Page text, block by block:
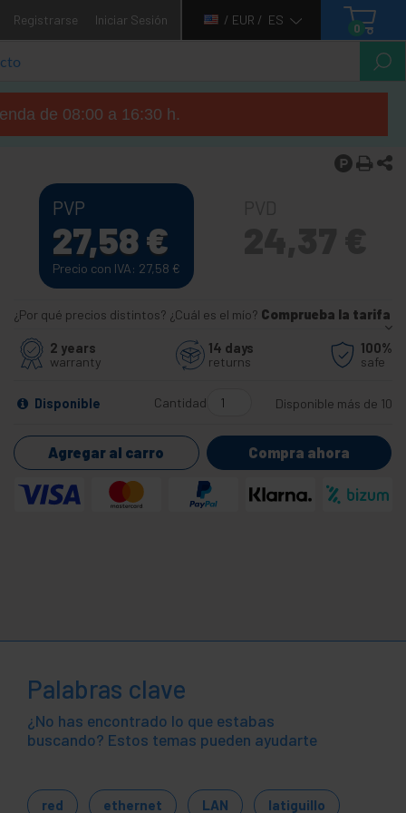
Registrarse Iniciar Sesión / EUR / ES
0
de 08:00 a 16:30 h.
PVP
27,58€
Precio con IVA: 27,58 €
¿Por qué precios distintos? ¿Cuál es el mío? Comprueba la tarifa
2 years
warranty
14 days
returns
100%
safe
Disponible Cantidad Disponible más de 10
Agregar al carro Compra ahora
Palabras clave
¿No has encontrado lo que estabas
buscando? Estos temas pueden ayudarte
red ethernet LAN latiguillo